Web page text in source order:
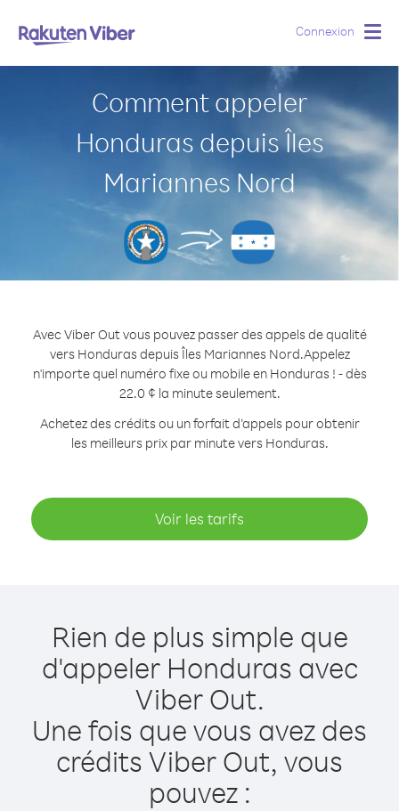
Connexion
Comment appeler
Honduras depuis Îles
Mariannes Nord
Avec Viber Out vous pouvez passer des appels de qualité
vers Honduras depuis Îles Mariannes Nord.Appelez
n'importe quel numéro fixe ou mobile en Honduras ! - dès
22.0 ¢ la minute seulement.
Achetez des crédits ou un forfait d’appels pour obtenir
les meilleurs prix par minute vers Honduras.
Voir les tarifs
Rien de plus simple que
d'appeler Honduras avec
Viber Out.
Une fois que vous avez des
crédits Viber Out, vous
pouvez :